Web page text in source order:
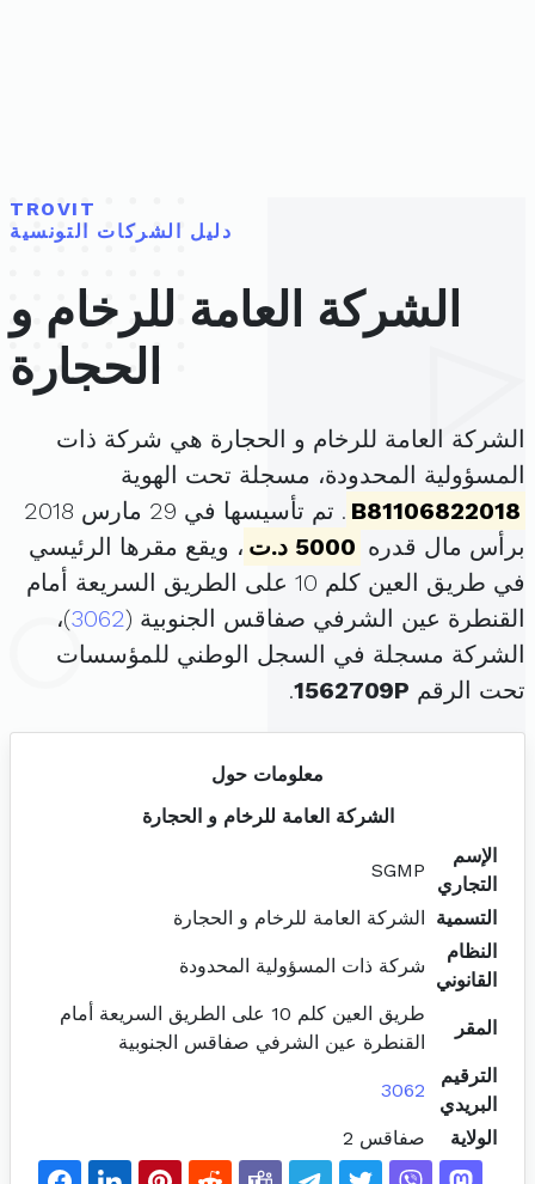
TROVIT
دليل الشركات التونسية
الشركة العامة للرخام و
الحجارة
الشركة العامة للرخام و الحجارة هي شركة ذات
المسؤولية المحدودة، مسجلة تحت الهوية
B81106822018
. تم تأسيسها في 29 مارس 2018
برأس مال قدره 5000 د.ت
، ويقع مقرها الرئيسي
في طريق العين كلم 10 على الطريق السريعة أمام
القنطرة عين الشرفي صفاقس الجنوبية (3062)،
الشركة مسجلة في السجل الوطني للمؤسسات
تحت الرقم 1562709P
.
معلومات حول
الشركة العامة للرخام و الحجارة
الإسم
التجاري
SGMP
التسمية
الشركة العامة للرخام و الحجارة
النظام
القانوني
شركة ذات المسؤولية المحدودة
المقر
طريق العين كلم 10 على الطريق السريعة أمام
القنطرة عين الشرفي صفاقس الجنوبية
الترقيم
البريدي
3062
الولاية صفاقس 2